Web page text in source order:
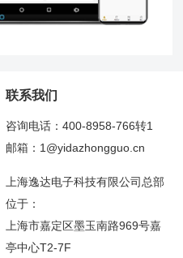
联系我们
咨询电话：400-8958-766转1
邮箱：1@yidazhongguo.cn
上海逸达电子科技有限公司总部
位于：
上海市嘉定区墨玉南路969号嘉
亭中心T2-7F